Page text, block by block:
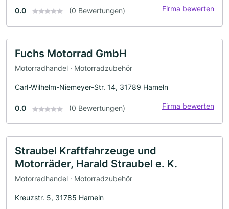
0.0 (0 Bewertungen) Firma bewerten
Fuchs Motorrad GmbH
Motorradhandel · Motorradzubehör
Carl-Wilhelm-Niemeyer-Str. 14, 31789 Hameln
0.0 (0 Bewertungen) Firma bewerten
Straubel Kraftfahrzeuge und
Motorräder, Harald Straubel e. K.
Motorradhandel · Motorradzubehör
Kreuzstr. 5, 31785 Hameln